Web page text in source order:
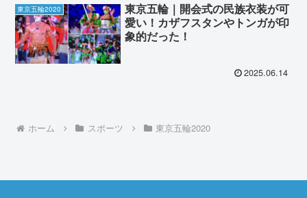
東京五輪2020
東京五輪｜開会式の民族衣装が可
愛い！カザフスタンやトンガが印
象的だった！
2025.06.14
ホーム スポーツ 東京五輪2020